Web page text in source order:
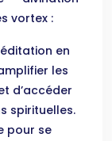
vortex :
en
les
d’accéder
spirituelles.
pour se